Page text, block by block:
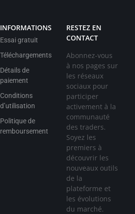
INFORMATIONS
Essai gratuit
Téléchargements
Détails de
paiement
Conditions
d’utilisation
Politique de
remboursement
RESTEZ EN
CONTACT
Abonnez-vous
à nos pages sur
les réseaux
sociaux pour
participer
activement à la
communauté
des traders.
Soyez les
premiers à
découvrir les
nouveaux outils
de la
plateforme et
les évolutions
du marché.